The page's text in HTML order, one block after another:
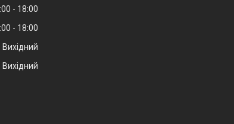
18:00
18:00
Вихідний
Вихідний